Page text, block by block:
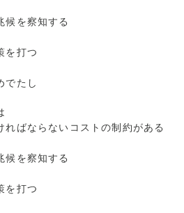
候を察知する
を打つ
でたし
ればならないコストの制約がある
候を察知する
を打つ